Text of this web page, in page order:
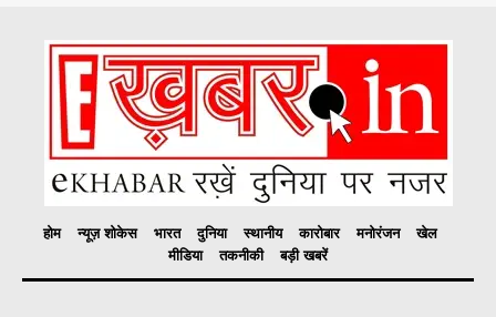
होम न्यूज़ शोकेस भारत दुनिया स्थानीय कारोबार मनोरंजन
खेल
मीडिया
तकनीकी बड़ी खबरें